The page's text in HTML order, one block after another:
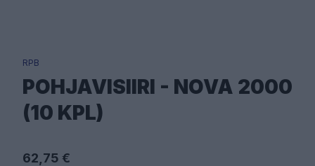
RPB
POHJAVISIIRI - NOVA 2000
(10 KPL)
62,75 €